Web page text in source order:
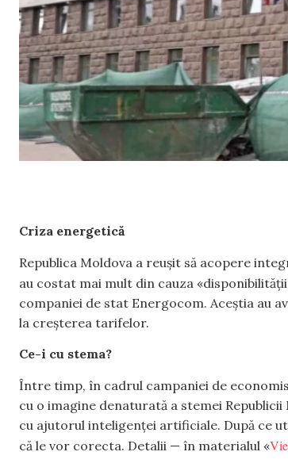
Criza energetică
Republica Moldova a reușit să acopere
au costat mai mult din cauza
companiei de stat Energocom. Aceștia au
la creșterea tarifelor.
Ce-i cu stema?
Între timp, în cadrul campaniei de
cu o imagine denaturată a stemei
cu ajutorul inteligenței artificiale. După ce
că le vor corecta. Detalii — în materialul «